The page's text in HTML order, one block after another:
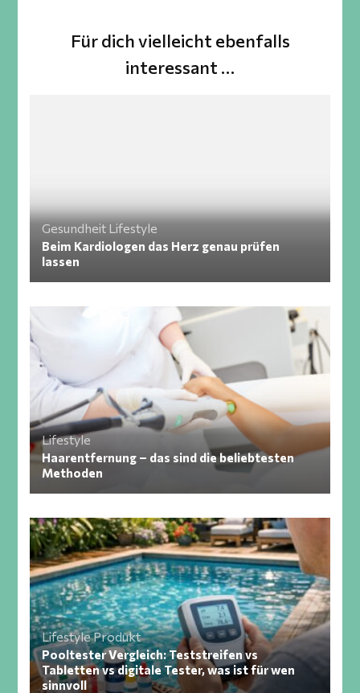
Für dich vielleicht ebenfalls
interessant …
Gesundheit Lifestyle
Beim Kardiologen das Herz genau prüfen
lassen
Lifestyle
Haarentfernung – das sind die beliebtesten
Methoden
LifestyleProdukt
Pooltester Vergleich: Teststreifen vs
Tabletten vs digitale Tester, was ist für wen
sinnvoll